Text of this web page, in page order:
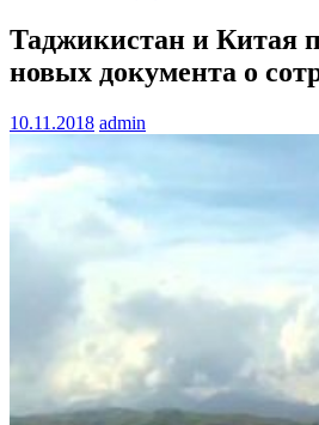
Таджикистан и Китая
новых документа о
10.11.2018 admin